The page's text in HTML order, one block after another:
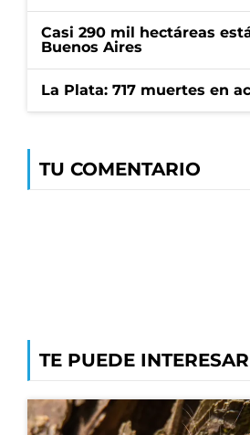
Casi 290 mil hectáreas
Buenos Aires
La Plata: 717 muertes en
TU COMENTARIO
TE PUEDE INTERESAR